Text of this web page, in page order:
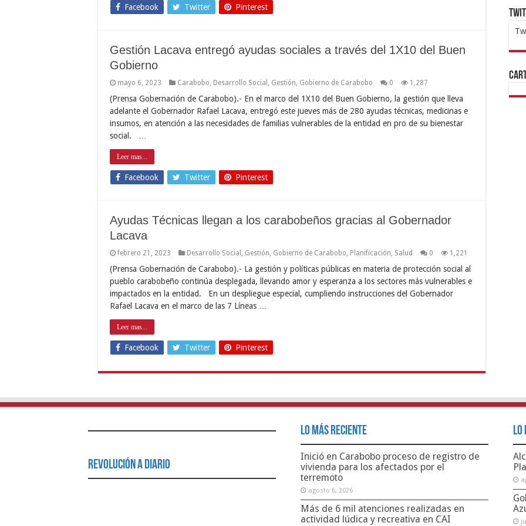
Facebook Twitter Pinterest
Gestión Lacava entregó ayudas sociales a través del 1X10 del Buen
Gobierno
mayo 6, 2023 Carabobo Desarrollo Social Gestión Gobierno de Carabobo 0 1,287
(Prensa Gobernación de Carabobo).- En el marco del 1X10 del Buen Gobierno, la gestión que lleva
adelante el Gobernador Rafael Lacava, entregó este jueves más de 280 ayudas técnicas, medicinas e
insumos, en atención a las necesidades de familias vulnerables de la entidad en pro de su bienestar
social. …
Leer mas...
Facebook Twitter Pinterest
Ayudas Técnicas llegan a los carabobeños gracias al Gobernador
Lacava
febrero 21, 2023 Desarrollo Social Gestión Gobierno de Carabobo Planificación Salud 0 1,221
(Prensa Gobernación de Carabobo).- La gestión y políticas públicas en materia de protección social al
pueblo carabobeño continúa desplegada, llevando amor y esperanza a los sectores más vulnerables e
impactados en la entidad. En un despliegue especial, cumpliendo instrucciones del Gobernador
Rafael Lacava en el marco de las 7 Líneas …
Leer mas...
Facebook Twitter Pinterest
Revolución a Diario
Lo Más Reciente
Inició en Carabobo proceso de registro de
vivienda para los afectados por el
terremoto
agosto 6, 2026
Más de 6 mil atenciones realizadas en
actividad lúdica y recreativa en CAI